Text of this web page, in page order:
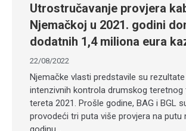
Utrostručavanje provjera
Njemačkoj u 2021. godini
dodatnih 1,4 miliona eura
22/08/2022
Njemačke vlasti predstavile su
intenzivnih kontrola drumskog
tereta 2021. Prošle godine, BAG i BGL
provodeći tri puta više provjera na putu